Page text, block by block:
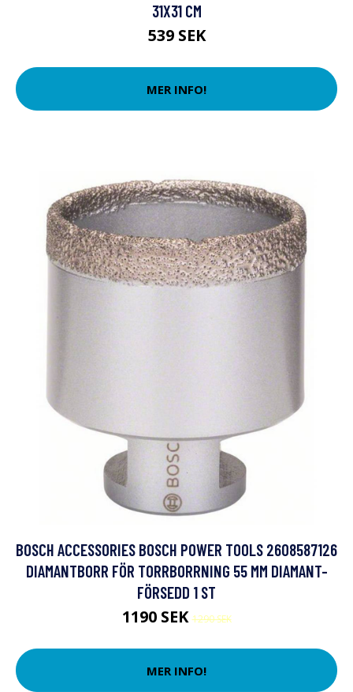
31X31 CM
539 SEK
MER INFO!
BOSCH ACCESSORIES BOSCH POWER TOOLS 2608587126
DIAMANTBORR FÖR TORRBORRNING 55 MM DIAMANT-
FÖRSEDD 1 ST
1190 SEK1290 SEK
MER INFO!